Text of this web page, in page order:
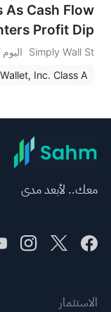
As Cash Flow
Profit Dip
Simply Wall St
اليوم 04:47
معك.. لأبعد مدى
الاستثمار